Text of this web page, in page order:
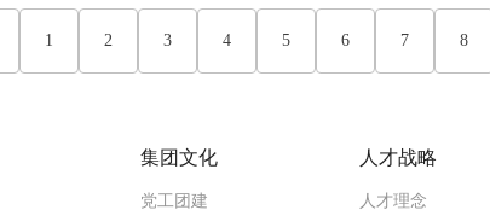
1 2 3 4 5 6 7 8
集团文化
党工团建
人才战略
人才理念